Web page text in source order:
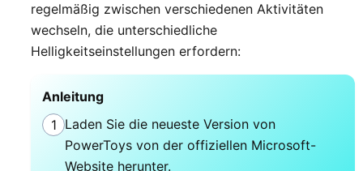
regelmäßig zwischen verschiedenen Aktivitäten
wechseln, die unterschiedliche
Helligkeitseinstellungen erfordern:
Anleitung
1 Laden Sie die neueste Version von
PowerToys von der offiziellen Microsoft-
Website herunter.